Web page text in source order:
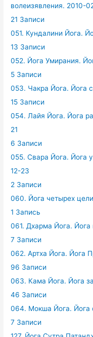
волеизявления. 2010-
21 Записи
051. Кундалини Йога.
13 Записи
052. Йога Умирания.
5 Записи
053. Чакра Йога. Йога
15 Записи
054. Лайя Йога. Йога
21
6 Записи
055. Свара Йога. Йога
12-23
2 Записи
060. Йога четырех
1 Запись
061. Дхарма Йога. Йога
7 Записи
062. Артха Йога. Йога
96 Записи
063. Кама Йога. Йога
46 Записи
064. Мокша Йога. Йога
7 Записи